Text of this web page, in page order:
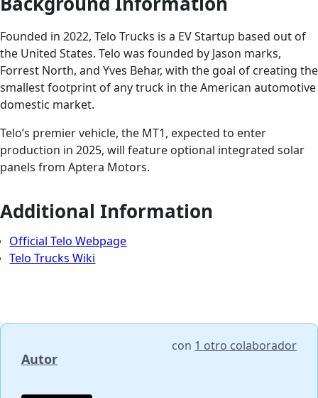
Founded in 2022, Telo Trucks is a EV Startup based out of
the United States. Telo was founded by Jason marks,
Forrest North, and Yves Behar, with the goal of creating the
smallest footprint of any truck in the American automotive
domestic market.
Telo’s premier vehicle, the MT1, expected to enter
production in 2025, will feature optional integrated solar
panels from Aptera Motors.
Additional Information
Official Telo Webpage
Telo Trucks Wiki
Autor
con 1 otro colaborador